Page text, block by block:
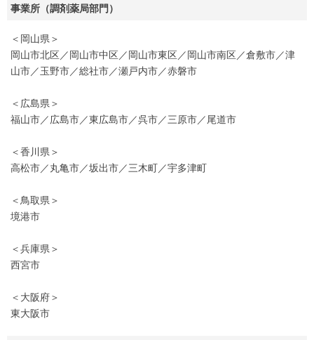
事業所（調剤薬局部門）
＜岡山県＞
岡山市北区／岡山市中区／岡山市東区／岡山市南区／倉敷市／津
山市／玉野市／総社市／瀬戸内市／赤磐市
＜広島県＞
福山市／広島市／東広島市／呉市／三原市／尾道市
＜香川県＞
高松市／丸亀市／坂出市／三木町／宇多津町
＜鳥取県＞
境港市
＜兵庫県＞
西宮市
＜大阪府＞
東大阪市